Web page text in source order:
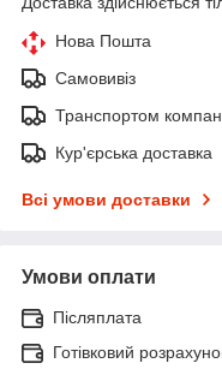
Нова Пошта
Самовивіз
Транспортом
Кур'єрська доставка
Всі умови доставки
Умови оплати
Післяплата
Готівковий